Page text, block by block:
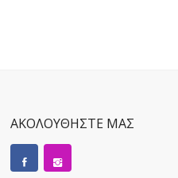
ΑΚΟΛΟΥΘΗΣΤΕ ΜΑΣ